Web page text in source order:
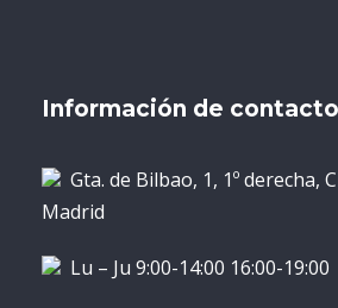
Información de contacto
Gta. de Bilbao, 1, 1º derecha,
Madrid
Lu – Ju 9:00-14:00 16:00-